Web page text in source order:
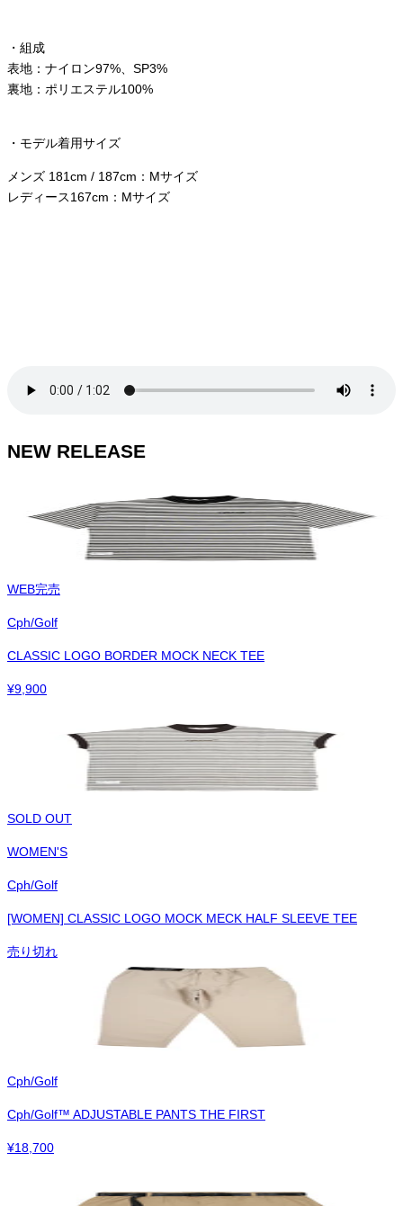
・組成
表地：ナイロン97%、SP3%
裏地：ポリエステル100%
・モデル着用サイズ
メンズ 181cm / 187cm：Mサイズ
レディース167cm：Mサイズ
NEW RELEASE
WEB完売
Cph/Golf
CLASSIC LOGO BORDER MOCK NECK TEE
¥9,900
SOLD OUT
WOMEN'S
Cph/Golf
[WOMEN] CLASSIC LOGO MOCK MECK HALF SLEEVE TEE
売り切れ
Cph/Golf
Cph/Golf™︎ ADJUSTABLE PANTS THE FIRST
¥18,700